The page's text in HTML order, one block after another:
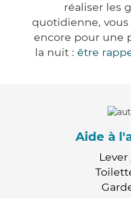
réaliser les
quotidienne,
encore pour une
la nuit : être
Aide à